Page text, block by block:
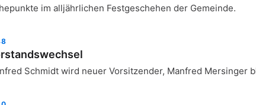
im alljährlichen Festgeschehen der Gemeinde.
Schmidt wird neuer Vorsitzender, Manfred Mersinger